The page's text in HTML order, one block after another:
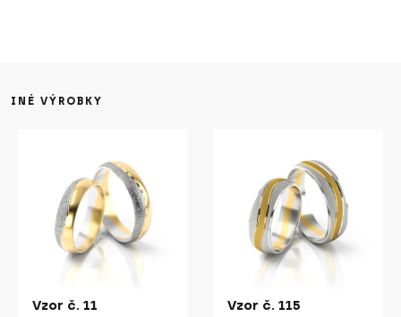
INÉ VÝROBKY
Vzor č. 11 Vzor č. 115